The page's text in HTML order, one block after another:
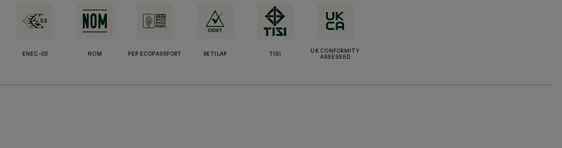
ENEC-03 NOM PEP ECOPASSPORT RETILAP TISI
UK CONFORMITY
ASSESSED